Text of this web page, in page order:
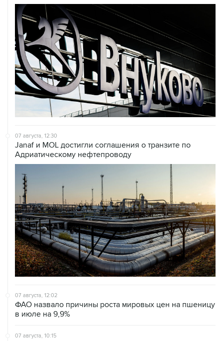
07 августа, 12:30
Janaf и MOL достигли соглашения о транзите по
Адриатическому нефтепроводу
07 августа, 12:02
ФАО назвало причины роста мировых цен на пшеницу
в июле на 9,9%
07 августа, 10:15